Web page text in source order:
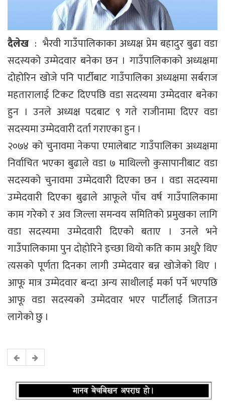
दैलेख : भैरवी गाउँपालिकाका अध्यक्ष प्रेम बहादुर बुढा वडा
सदस्यको उम्मेदवार बनेका छन । गाउँपालिकाको अध्यक्षमा
दोहोरिन खोजे पनि पार्टीबाट गाउँपालिका अध्यक्षमा सर्बराज
महतारालाई टिकट दिएपछि वडा सदस्यमा उम्मेदवार बनेका
हुन । उनले अध्यक्ष पदबाट ९ गते राजीनामा दिएर वडा
सदस्यमा उम्मेदवारी दर्ता गराएका हुन ।
२०७४ को चुनावमा नेकपा एमालेबाट गाउँपालिका अध्यक्षमा
निर्वाचित भएका बुढाले वडा ७ माथिल्लो कुसापानीबाट वडा
सदस्यको चुनावमा उम्मेदवारी दिएका छन । वडा सदस्यमा
उम्मेदवारी दिएका बुढाले आफूले पाँच वर्ष गाउँपालिकामा
काम गरेको र अव जिल्ला समन्वय समितिको प्रमुखका लागि
वडा सदस्यमा उम्मेदवारी दिएको बताए । उनले भने
गाउँपालिकामा पुन दोहोरिने इच्छा थियो कति काम अधुरै थिए
त्यसको पूर्णता दिनका लागी उम्मेदवार बन्न खोजेको थिए ।
आफू मात्र उम्मेदवार बन्दा अन्य साथीलाई मर्का पर्ने भएपछि
आफू वडा सदस्यको उम्मेदवार भएर पार्टीलाई जिताउन
लागेको छु ।